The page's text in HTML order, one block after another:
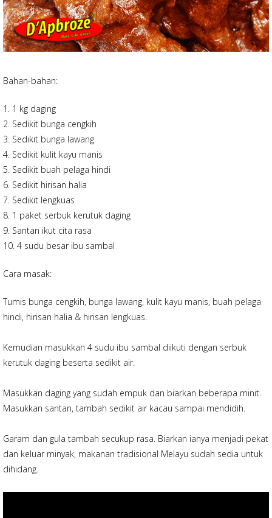
Bahan-bahan:
1. 1 kg daging
2. Sedikit bunga cengkih
3. Sedikit bunga lawang
4. Sedikit kulit kayu manis
5. Sedikit buah pelaga hindi
6. Sedikit hirisan halia
7. Sedikit lengkuas
8. 1 paket serbuk kerutuk daging
9. Santan ikut cita rasa
10. 4 sudu besar ibu sambal
Cara masak:
Tumis bunga cengkih, bunga lawang, kulit kayu manis, buah pelaga
hindi, hirisan halia & hirisan lengkuas.
Kemudian masukkan 4 sudu ibu sambal diikuti dengan serbuk
kerutuk daging beserta sedikit air.
Masukkan daging yang sudah empuk dan biarkan beberapa minit.
Masukkan santan, tambah sedikit air kacau sampai mendidih.
Garam dan gula tambah secukup rasa. Biarkan ianya menjadi pekat
dan keluar minyak, makanan tradisional Melayu sudah sedia untuk
dihidang.